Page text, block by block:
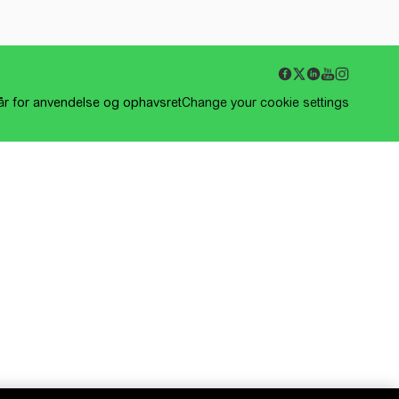
for anvendelse og ophavsretChange your cookie settings